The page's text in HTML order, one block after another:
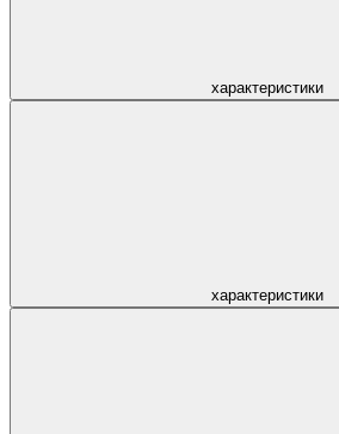
характеристики
характеристики